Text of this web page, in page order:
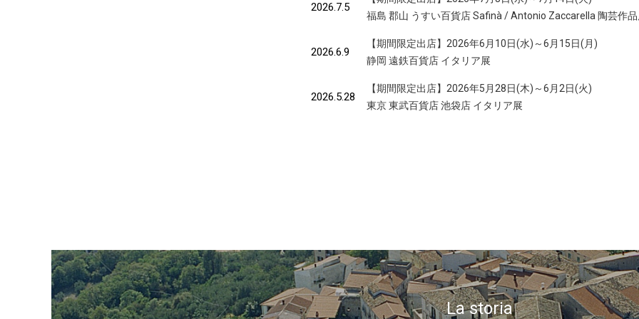
2026.7.5
福島 郡山 うすい百貨店 Safinà / Antonio Zaccarella 陶芸作
2026.6.9
【期間限定出店】2026年6月10日(水)～6月15日(月)
静岡 遠鉄百貨店 イタリア展
2026.5.28
【期間限定出店】2026年5月28日(木)～6月2日(火)
東京 東武百貨店 池袋店 イタリア展
La storia